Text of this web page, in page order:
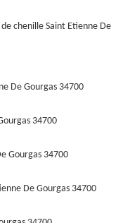
chenille Saint Etienne De
De Gourgas 34700
34700
Gourgas 34700
De Gourgas 34700